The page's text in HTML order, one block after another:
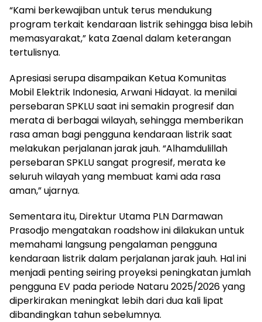
“Kami berkewajiban untuk terus mendukung
program terkait kendaraan listrik sehingga bisa lebih
memasyarakat,” kata Zaenal dalam keterangan
tertulisnya.
Apresiasi serupa disampaikan Ketua Komunitas
Mobil Elektrik Indonesia, Arwani Hidayat. Ia menilai
persebaran SPKLU saat ini semakin progresif dan
merata di berbagai wilayah, sehingga memberikan
rasa aman bagi pengguna kendaraan listrik saat
melakukan perjalanan jarak jauh. “Alhamdulillah
persebaran SPKLU sangat progresif, merata ke
seluruh wilayah yang membuat kami ada rasa
aman,” ujarnya.
Sementara itu, Direktur Utama PLN Darmawan
Prasodjo mengatakan roadshow ini dilakukan untuk
memahami langsung pengalaman pengguna
kendaraan listrik dalam perjalanan jarak jauh. Hal ini
menjadi penting seiring proyeksi peningkatan jumlah
pengguna EV pada periode Nataru 2025/2026 yang
diperkirakan meningkat lebih dari dua kali lipat
dibandingkan tahun sebelumnya.